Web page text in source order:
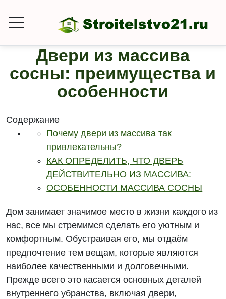
Двери из массива
сосны: преимущества и
особенности
Содержание
Почему двери из массива так
привлекательны?
КАК ОПРЕДЕЛИТЬ, ЧТО ДВЕРЬ
ДЕЙСТВИТЕЛЬНО ИЗ МАССИВА:
ОСОБЕННОСТИ МАССИВА СОСНЫ
Дом занимает значимое место в жизни каждого из
нас, все мы стремимся сделать его уютным и
комфортным. Обустраивая его, мы отдаём
предпочтение тем вещам, которые являются
наиболее качественными и долговечными.
Прежде всего это касается основных деталей
внутреннего убранства, включая двери,